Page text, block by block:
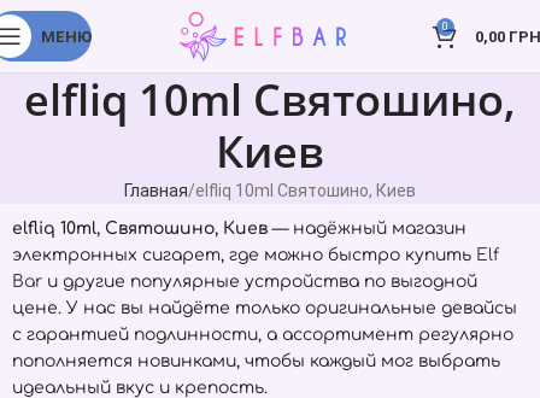
МЕНЮ
0
0,00
elfliq 10ml Святошино,
Киев
Главная elfliq 10ml Святошино, Киев
elfliq 10ml, Святошино, Киев — надёжный магазин
электронных сигарет, где можно быстро купить Elf
Bar и другие популярные устройства по выгодной
цене. У нас вы найдёте только оригинальные девайсы
с гарантией подлинности, а ассортимент регулярно
пополняется новинками, чтобы каждый мог выбрать
идеальный вкус и крепость.